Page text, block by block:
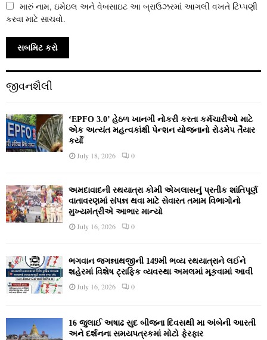
મારું નામ, ઇમેઇલ અને વેબસાઇટ આ બ્રાઉઝરમાં આગલી વખતે ટિપ્પણી
કરવા માટે સાચવો.
જીવનશૈલી
‘EPFO 3.0’ હેઠળ ખાનગી નોકરી કરતા કર્મચારીઓ માટે
એક અત્યંત મહત્વકાંક્ષી પેન્શન યોજનાનો રોડમેપ તૈયાર
કર્યો
July 18, 2026 0
અમદાવાદની રથયાત્રા કોમી એખલાસનું પ્રતીક શાંતિપૂર્ણ
વાતાવરણમાં સંપન્ન થવા માટે સેવારત તમામ વિભાગોનો
મુખ્યમંત્રીએ આભાર માન્યો
July 16, 2026 0
ભગવાન જગન્નાથજીની 149મી ભવ્ય રથયાત્રાને લઈને
શહેરમાં વિશેષ ટ્રાફિક વ્યવસ્થા અમલમાં મૂકવામાં આવી
July 16, 2026 0
16 જુલાઈ અષાઢ સુદ બીજના દિવસથી મા અંબેની આરતી
અને દર્શનના સમયપત્રકમાં મોટો ફેરફાર